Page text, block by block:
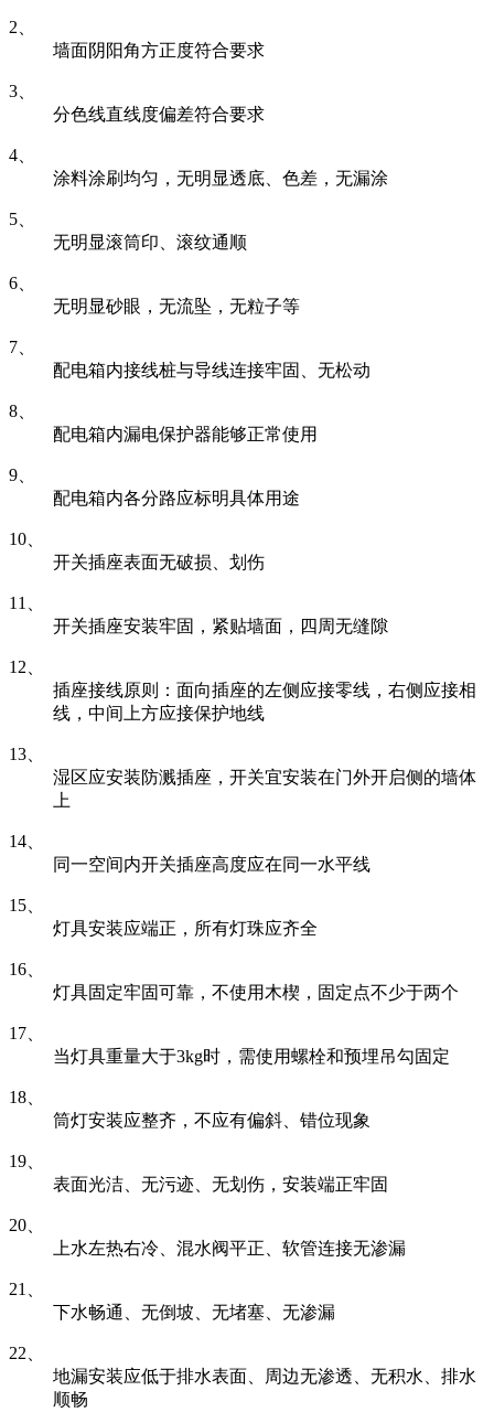
2、
墙面阴阳角方正度符合要求
3、
分色线直线度偏差符合要求
4、
涂料涂刷均匀，无明显透底、色差，无漏涂
5、
无明显滚筒印、滚纹通顺
6、
无明显砂眼，无流坠，无粒子等
7、
配电箱内接线桩与导线连接牢固、无松动
8、
配电箱内漏电保护器能够正常使用
9、
配电箱内各分路应标明具体用途
10、
开关插座表面无破损、划伤
11、
开关插座安装牢固，紧贴墙面，四周无缝隙
12、
插座接线原则：面向插座的左侧应接零线，右侧应接相
线，中间上方应接保护地线
13、
湿区应安装防溅插座，开关宜安装在门外开启侧的墙体
上
14、
同一空间内开关插座高度应在同一水平线
15、
灯具安装应端正，所有灯珠应齐全
16、
灯具固定牢固可靠，不使用木楔，固定点不少于两个
17、
当灯具重量大于3kg时，需使用螺栓和预埋吊勾固定
18、
筒灯安装应整齐，不应有偏斜、错位现象
19、
表面光洁、无污迹、无划伤，安装端正牢固
20、
上水左热右冷、混水阀平正、软管连接无渗漏
21、
下水畅通、无倒坡、无堵塞、无渗漏
22、
地漏安装应低于排水表面、周边无渗透、无积水、排水
顺畅